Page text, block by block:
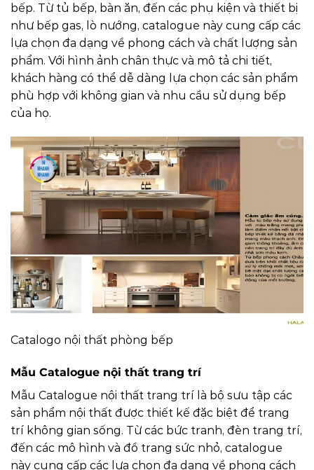
bếp. Từ tủ bếp, bàn ăn, đến các phụ kiện và thiết bị
như bếp gas, lò nướng, catalogue này cung cấp các
lựa chọn đa dạng về phong cách và chất lượng sản
phẩm. Với hình ảnh chân thực và mô tả chi tiết,
khách hàng có thể dễ dàng lựa chọn các sản phẩm
phù hợp với không gian và nhu cầu sử dụng bếp
của họ.
Catalogo nội thất phòng bếp
Mẫu Catalogue nội thất trang trí
Mẫu Catalogue nội thất trang trí là bộ sưu tập các
sản phẩm nội thất được thiết kế đặc biệt để trang
trí không gian sống. Từ các bức tranh, đèn trang trí,
đến các mô hình và đồ trang sức nhỏ, catalogue
này cung cấp các lựa chọn đa dạng về phong cách